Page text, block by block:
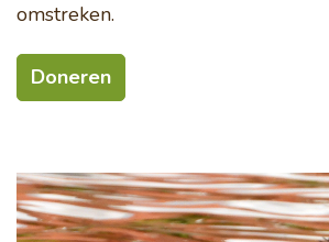
omstreken.
Doneren